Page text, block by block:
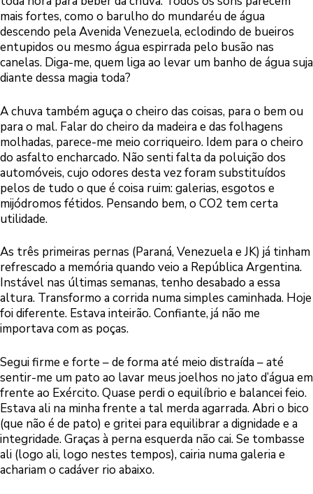
mais fortes, como o barulho do mundaréu de água
descendo pela Avenida Venezuela, eclodindo de bueiros
entupidos ou mesmo água espirrada pelo busão nas
canelas. Diga-me, quem liga ao levar um banho de água suja
diante dessa magia toda?
A chuva também aguça o cheiro das coisas, para o bem ou
para o mal. Falar do cheiro da madeira e das folhagens
molhadas, parece-me meio corriqueiro. Idem para o cheiro
do asfalto encharcado. Não senti falta da poluição dos
automóveis, cujo odores desta vez foram substituídos
pelos de tudo o que é coisa ruim: galerias, esgotos e
mijódromos fétidos. Pensando bem, o CO2 tem certa
utilidade.
As três primeiras pernas (Paraná, Venezuela e JK) já tinham
refrescado a memória quando veio a República Argentina.
Instável nas últimas semanas, tenho desabado a essa
altura. Transformo a corrida numa simples caminhada. Hoje
foi diferente. Estava inteirão. Confiante, já não me
importava com as poças.
Segui firme e forte – de forma até meio distraída – até
sentir-me um pato ao lavar meus joelhos no jato d’água em
frente ao Exército. Quase perdi o equilíbrio e balancei feio.
Estava ali na minha frente a tal merda agarrada. Abri o bico
(que não é de pato) e gritei para equilibrar a dignidade e a
integridade. Graças à perna esquerda não cai. Se tombasse
ali (logo ali, logo nestes tempos), cairia numa galeria e
achariam o cadáver rio abaixo.